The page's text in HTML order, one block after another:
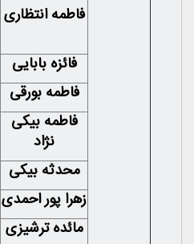
فاطمه انتظاری
فائزه بابایی
فاطمه بورقی
فاطمه بیکی
نژاد
محدثه بیکی
زهرا پور احمدی
مائده ترشیزی